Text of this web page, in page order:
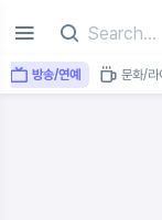
방송/연예 문화/라